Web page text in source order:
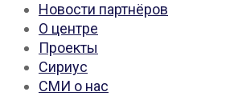
Новости партнёров
О центре
Проекты
Сириус
СМИ о нас